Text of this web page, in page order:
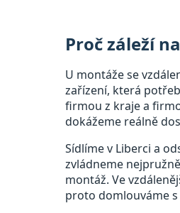
Proč záleží
U montáže se
zařízení, která
firmou z kraje a
dokážeme reálně
Sídlíme v Liberci a
zvládneme
montáž. Ve
proto domlouváme